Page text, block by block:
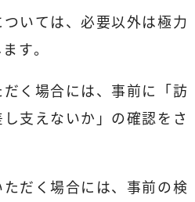
ついては、必要以外は極力
す。
だく場合には、事前に「訪
支えないか」の確認をさ
ただく場合には、事前の検